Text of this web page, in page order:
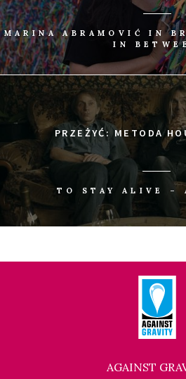
MARINA ABRAMOVIĆ IN
IN
PRZEŻYĆ: METODA
TO STAY ALIVE –
AGAINST